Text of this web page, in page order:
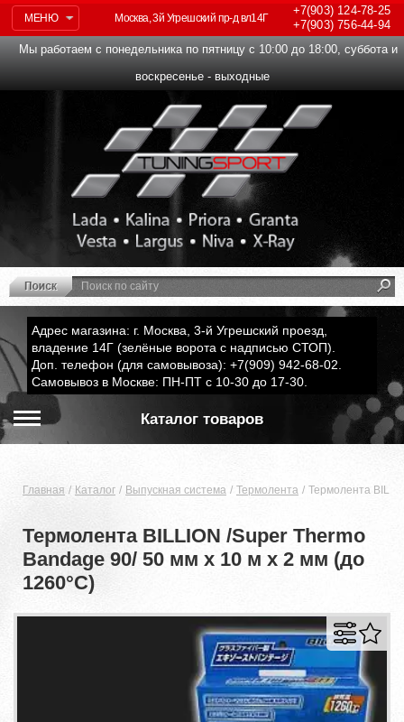
МЕНЮ
+7(903)124-78-25
+7(903)756-44-94
Москва, 3й Угрешский пр-д вл14Г
Мы работаем с понедельника по пятницу с 10:00 до 18:00, суббота и
воскресенье - выходные
Адрес магазина: г. Москва, 3-й Угрешский проезд,
владение 14Г (зелёные ворота с надписью СТОП).
Доп. телефон (для самовывоза): +7(909) 942-68-02.
Самовывоз в Москве: ПН-ПТ с 10-30 до 17-30.
Каталог товаров
Главная Каталог Выпускная система Термолента Термолента
Термолента BILLION /Super Thermo
Bandage 90/ 50 мм x 10 м х 2 мм (до
1260°С)